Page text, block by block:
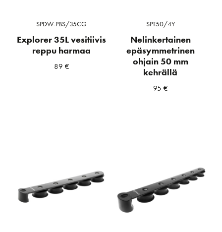
SPDW-PBS/35CG
Explorer 35L vesitiivis
reppu harmaa
89 €
SPT50/4Y
Nelinkertainen
epäsymmetrinen
ohjain 50 mm
kehrällä
95 €